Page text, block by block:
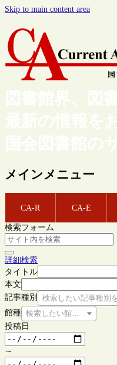
Skip to main content area
図書館界、図
最新の情報を
国会図書館の
メインメニュー
CA-R CA-E
検索フォーム
詳細検索
タイトル
本文
記事種別
検索したい記事種別
館種 検索したい館種を選択して
投稿日
～